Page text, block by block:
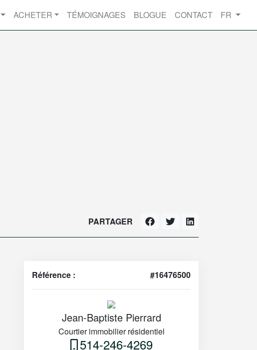
ACHETER TÉMOIGNAGES BLOGUE CONTACT FR
PARTAGER
Référence : #16476500
Jean-Baptiste Pierrard
Courtier immobilier résidentiel
514-246-4269